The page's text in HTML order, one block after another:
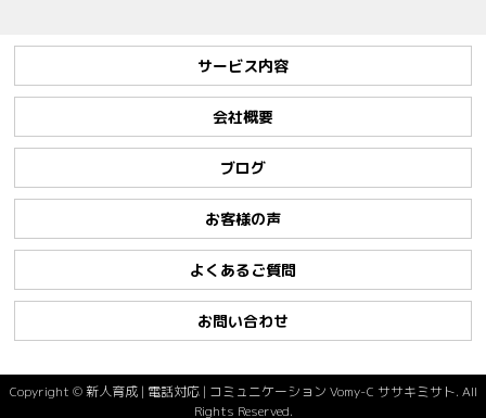
サービス内容
会社概要
ブログ
お客様の声
よくあるご質問
お問い合わせ
Copyright ©新人育成 | 電話対応 | コミュニケーション Vomy-C ササキミサト. All
Rights Reserved.